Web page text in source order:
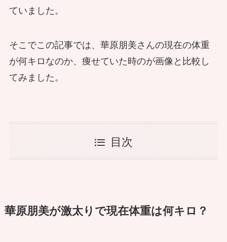
ていました。
そこでこの記事では、華原朋美さんの現在の体重
が何キロなのか、痩せていた時のが画像と比較し
てみました。
目次
華原朋美が激太りで現在体重は何キロ？